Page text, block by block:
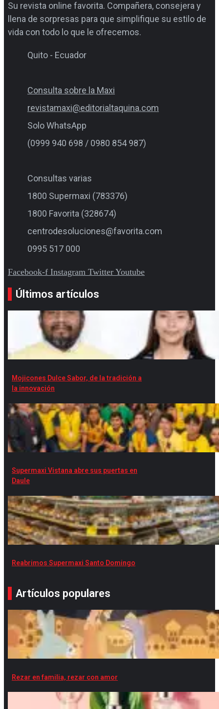
Su revista online favorita. Compañera, consejera y
llena de sorpresas para que simplifique su estilo de
vida con todo lo que le ofrecemos.
Quito - Ecuador
Consulta sobre la Maxi
revistamaxi@editorialtaquina.com
Solo WhatsApp
(0999 940 698 / 0980 854 987)
Consultas varias
1800 Supermaxi (783376)
1800 Favorita (328674)
centrodesoluciones@favorita.com
0995 517 000
Facebook-f Instagram Twitter Youtube
Últimos artículos
Mojicones Dulce Sabor, de la tradición a
la innovación
Supermaxi Vistana abre sus puertas en
Daule
Reabrimos Supermaxi Santo Domingo
Artículos populares
Rezar en familia, rezar con amor